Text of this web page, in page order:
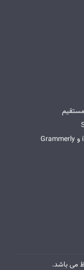
می باشد.